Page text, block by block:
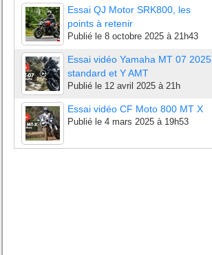
Essai QJ Motor SRK800, les
points à retenir
Publié le 8 octobre 2025 à 21h43
Essai vidéo Yamaha MT 07 2025
standard et Y AMT
Publié le 12 avril 2025 à 21h
Essai vidéo CF Moto 800 MT X
Publié le 4 mars 2025 à 19h53